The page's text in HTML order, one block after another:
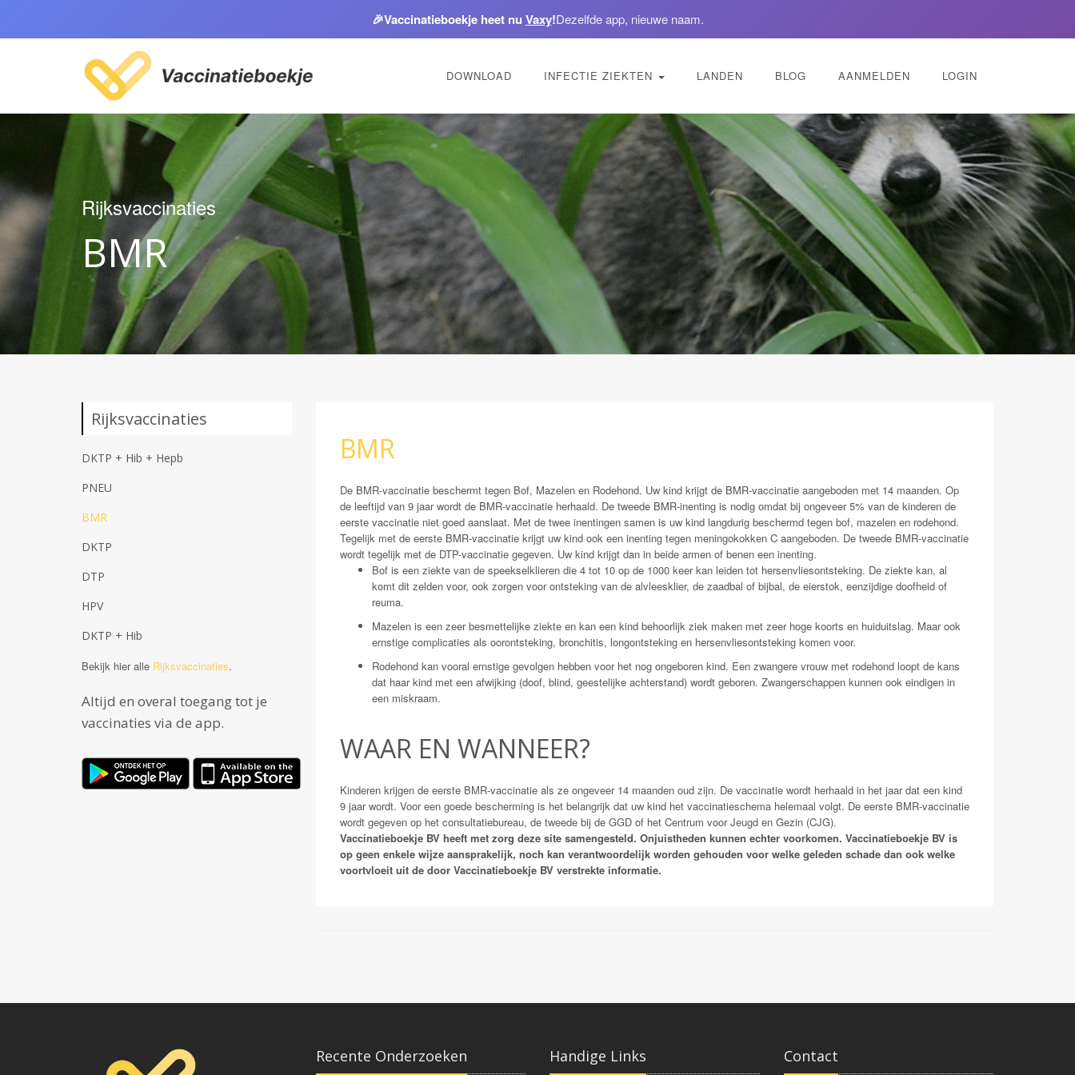
🎉Vaccinatieboekje heet nu Vaxy!Dezelfde app, nieuwe naam.
DOWNLOAD INFECTIE ZIEKTEN LANDEN BLOG AANMELDEN LOGIN
Rijksvaccinaties
BMR
Rijksvaccinaties
DKTP + Hib + Hepb
PNEU
BMR
DKTP
DTP
HPV
DKTP + Hib
Bekijk hier alle Rijksvaccinaties.
Altijd en overal toegang tot je
vaccinaties via de app.
BMR
De BMR-vaccinatie beschermt tegen Bof, Mazelen en Rodehond. Uw kind krijgt de BMR-vaccinatie aangeboden met 14 maanden. Op
de leeftijd van 9 jaar wordt de BMR-vaccinatie herhaald. De tweede BMR-inenting is nodig omdat bij ongeveer 5% van de kinderen de
eerste vaccinatie niet goed aanslaat. Met de twee inentingen samen is uw kind langdurig beschermd tegen bof, mazelen en rodehond.
Tegelijk met de eerste BMR-vaccinatie krijgt uw kind ook een inenting tegen meningokokken C aangeboden. De tweede BMR-vaccinatie
wordt tegelijk met de DTP-vaccinatie gegeven. Uw kind krijgt dan in beide armen of benen een inenting.
Bofis een ziekte van de speekselklieren die 4 tot 10 op de 1000 keer kan leiden tot hersenvliesontsteking. De ziekte kan, al
komt dit zelden voor, ook zorgen voor ontsteking van de alvleesklier, de zaadbal of bijbal, de eierstok, eenzijdige doofheid of
reuma.
Mazelenis een zeer besmettelijke ziekte en kan een kind behoorlijk ziek maken met zeer hoge koorts en huiduitslag. Maar ook
ernstige complicaties als oorontsteking, bronchitis, longontsteking en hersenvliesontsteking komen voor.
Rodehondkan vooral ernstige gevolgen hebben voor het nog ongeboren kind. Een zwangere vrouw met rodehond loopt de kans
dat haar kind met een afwijking (doof, blind, geestelijke achterstand) wordt geboren. Zwangerschappen kunnen ook eindigen in
een miskraam.
WAAR EN WANNEER?
Kinderen krijgen de eerste BMR-vaccinatie als ze ongeveer 14 maanden oud zijn. De vaccinatie wordt herhaald in het jaar dat een kind
9 jaar wordt. Voor een goede bescherming is het belangrijk dat uw kind het vaccinatieschema helemaal volgt. De eerste BMR-vaccinatie
wordt gegeven op het consultatiebureau, de tweede bij de GGD of het Centrum voor Jeugd en Gezin (CJG).
Vaccinatieboekje BV heeft met zorg deze site samengesteld. Onjuistheden kunnen echter voorkomen. Vaccinatieboekje BV is
op geen enkele wijze aansprakelijk, noch kan verantwoordelijk worden gehouden voor welke geleden schade dan ook welke
voortvloeit uit de door Vaccinatieboekje BV verstrekte informatie.
Recente Onderzoeken Handige Links Contact